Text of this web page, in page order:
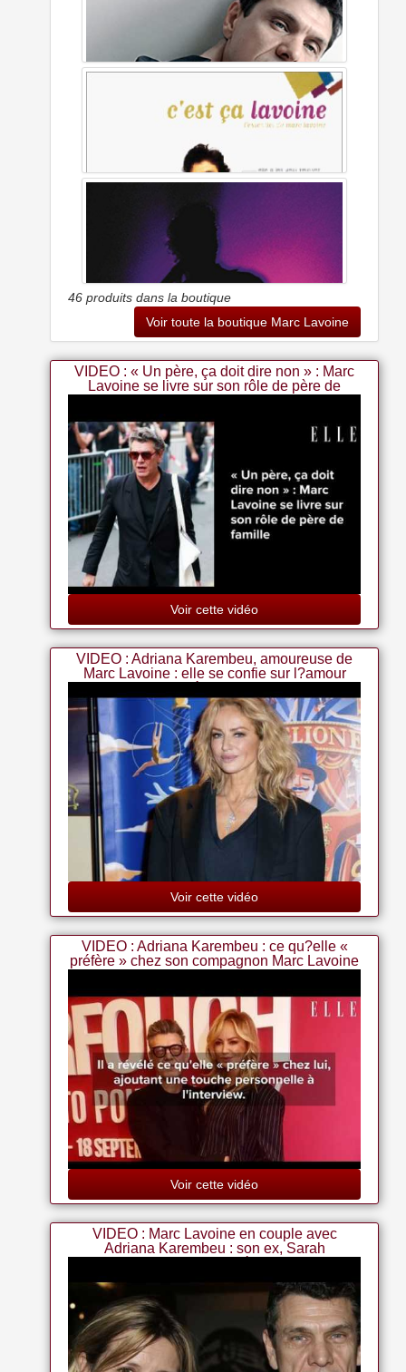
Marc Lavoine - Affiche De Concert 2022 - 68x95cm - Poster
Gwyakawaru 5d Bricolage Diamant Peinture Plein Rond Marc
Lavoine Portrait France Chanteur Diamant Mosaïque 3d
Diamant Broderie E710,60x80cm
C'est ça Lavoine (l'essentiel De Marc Lavoine)
Marc Lavoine : Olympia 2003
46 produits dans la boutique
Voir toute la boutique Marc Lavoine
VIDEO : « Un père, ça doit dire non » : Marc
Lavoine se livre sur son rôle de père de
Voir cette vidéo
VIDEO : Adriana Karembeu, amoureuse de
Marc Lavoine : elle se confie sur l?amour
Voir cette vidéo
VIDEO : Adriana Karembeu : ce qu?elle «
préfère » chez son compagnon Marc Lavoine
Voir cette vidéo
VIDEO : Marc Lavoine en couple avec
Adriana Karembeu : son ex, Sarah